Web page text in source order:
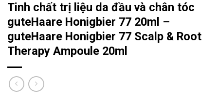
Tinh chất trị liệu da đầu và chân tóc
guteHaare Honigbier 77 20ml –
guteHaare Honigbier 77 Scalp & Root
Therapy Ampoule 20ml